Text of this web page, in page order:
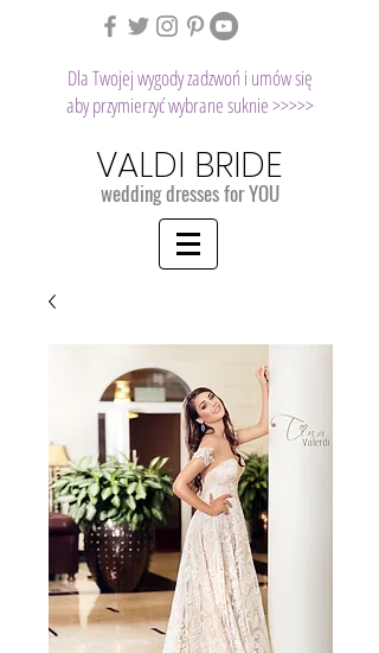
Dla Twojej wygody zadzwoń i umów się
aby przymierzyć wybrane suknie >>>>>
VALDI BRIDE
wedding dresses for YOU